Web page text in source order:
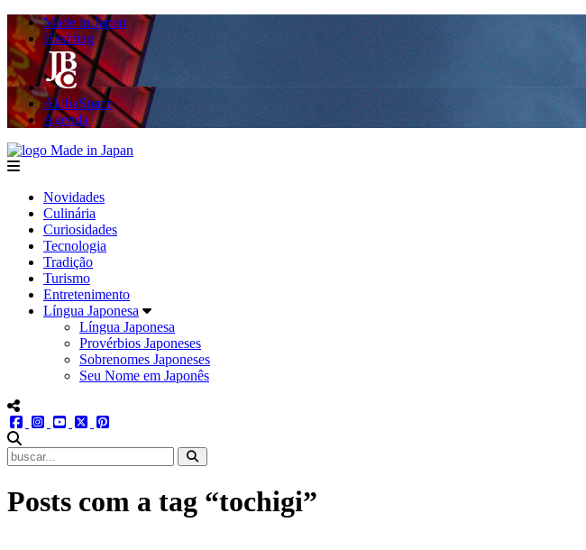
Made in Japan
Hashitag
AkibaSpace
Agenda
menu
Novidades
Culinária
Curiosidades
Tecnologia
Tradição
Turismo
Entretenimento
Língua Japonesa
Língua Japonesa
Provérbios Japoneses
Sobrenomes Japoneses
Seu Nome em Japonês
menu redes social
facebookinstagram
youtube
twitter
Posts com a tag “tochigi”